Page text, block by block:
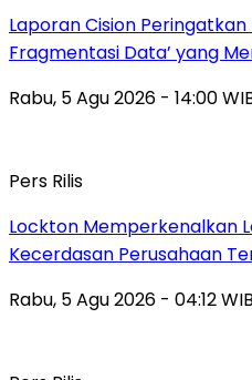
Laporan Cision
Fragmentasi Data’ yang
Rabu, 5 Agu 2026 - 14:00
Pers Rilis
Lockton Memperkenalkan
Kecerdasan Perusahaan
Rabu, 5 Agu 2026 - 04:12 WIB